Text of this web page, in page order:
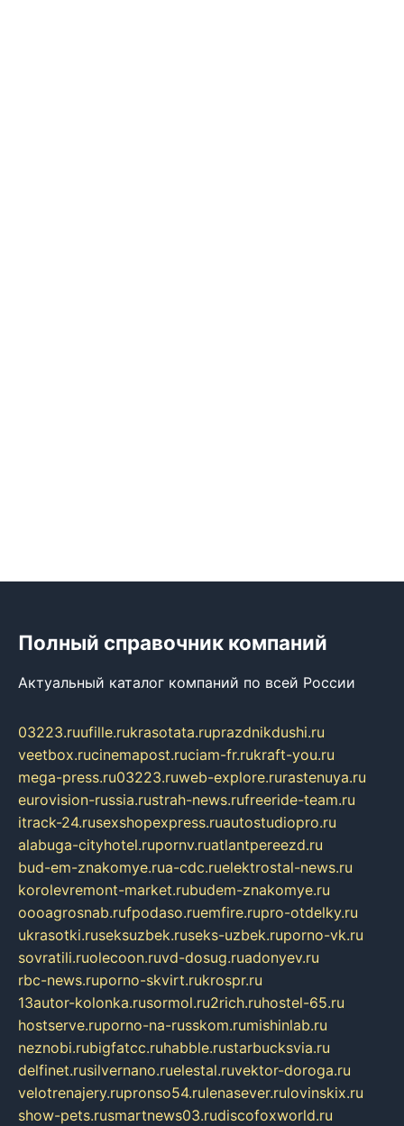
Полный справочник компаний
Актуальный каталог компаний по всей России
03223.ruufille.rukrasotata.ruprazdnikdushi.ru
veetbox.rucinemapost.ruciam-fr.rukraft-you.ru
mega-press.ru03223.ruweb-explore.rurastenuya.ru
eurovision-russia.rustrah-news.rufreeride-team.ru
itrack-24.rusexshopexpress.ruautostudiopro.ru
alabuga-cityhotel.rupornv.ruatlantpereezd.ru
bud-em-znakomye.rua-cdc.ruelektrostal-news.ru
korolevremont-market.rubudem-znakomye.ru
oooagrosnab.rufpodaso.ruemfire.rupro-otdelky.ru
ukrasotki.ruseksuzbek.ruseks-uzbek.ruporno-vk.ru
sovratili.ruolecoon.ruvd-dosug.ruadonyev.ru
rbc-news.ruporno-skvirt.rukrospr.ru
13autor-kolonka.rusormol.ru2rich.ruhostel-65.ru
hostserve.ruporno-na-russkom.rumishinlab.ru
neznobi.rubigfatcc.ruhabble.rustarbucksvia.ru
delfinet.rusilvernano.ruelestal.ruvektor-doroga.ru
velotrenajery.rupronso54.rulenasever.rulovinskix.ru
show-pets.rusmartnews03.rudiscofoxworld.ru